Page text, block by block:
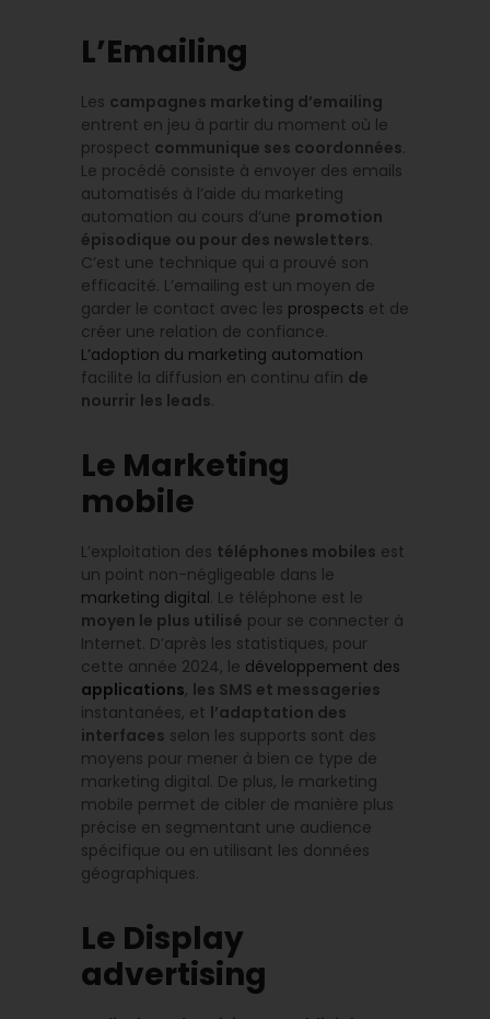
L’Emailing
Les campagnes marketing d’emailing
entrent en jeu à partir du moment où le
prospect communique ses coordonnées.
Le procédé consiste à envoyer des emails
automatisés à l’aide du marketing
automation au cours d’une promotion
épisodique ou pour des newsletters.
C’est une technique qui a prouvé son
efficacité. L’emailing est un moyen de
garder le contact avec les prospects et de
créer une relation de confiance.
L’adoption du marketing automation
facilite la diffusion en continu afin de
nourrir les leads.
Le Marketing
mobile
L’exploitation des téléphones mobiles est
un point non-négligeable dans le
marketing digital. Le téléphone est le
moyen le plus utilisé pour se connecter à
Internet. D’après les statistiques, pour
cette année 2024, le développement des
applications, les SMS et messageries
instantanées, et l’adaptation des
interfaces selon les supports sont des
moyens pour mener à bien ce type de
marketing digital. De plus, le marketing
mobile permet de cibler de manière plus
précise en segmentant une audience
spécifique ou en utilisant les données
géographiques.
Le Display
advertising